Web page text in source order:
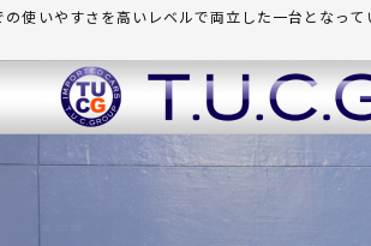
使いやすさを高いレベルで両立した一台となって